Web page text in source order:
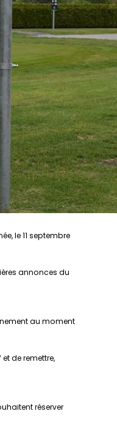
le 11 septembre
annonces du
au moment
de remettre,
réserver